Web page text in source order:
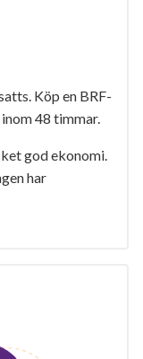
Köp en BRF-
48 timmar.
god ekonomi.
har